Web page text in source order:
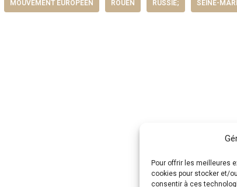
Pour offrir les meilleures
cookies pour stocker et/
consentir à ces
MOUVEMENT EUROPEEN ROUEN RUSSIE; SEINE-